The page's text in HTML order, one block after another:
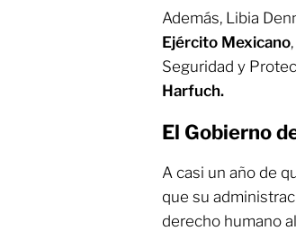
Además, Libia
Ejército Mexicano
Seguridad y
Harfuch.
El Gobierno
A casi un año de
que su
derecho humano al